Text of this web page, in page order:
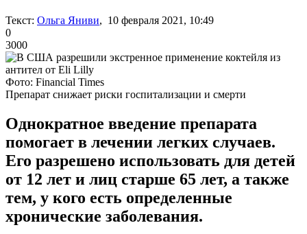
Текст: Ольга Яниви, 10 февраля 2021, 10:49
0
3000
Фото: Financial Times
Препарат снижает риски госпитализации и смерти
Однократное введение препарата
помогает в лечении легких случаев.
Его разрешено использовать для детей
от 12 лет и лиц старше 65 лет, а также
тем, у кого есть определенные
хронические заболевания.